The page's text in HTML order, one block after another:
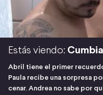
Estás viendo:
Abril tiene el primer
Paula recibe una sorpresa
cenar. Andrea no sabe por